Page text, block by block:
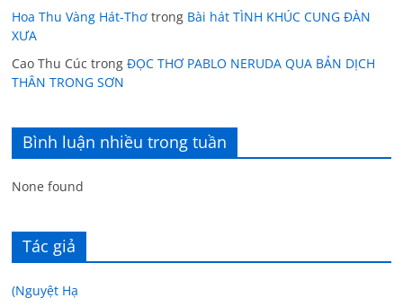
Hoa Thu Vàng Hát-Thơ trong Bài hát TÌNH KHÚC CUNG ĐÀN
XƯA
Cao Thu Cúc trongĐỌC THƠ PABLO NERUDA QUA BẢN DỊCH
THÂN TRONG SƠN
Bình luận nhiều trong tuần
None found
Tác giả
(Nguyệt Hạ